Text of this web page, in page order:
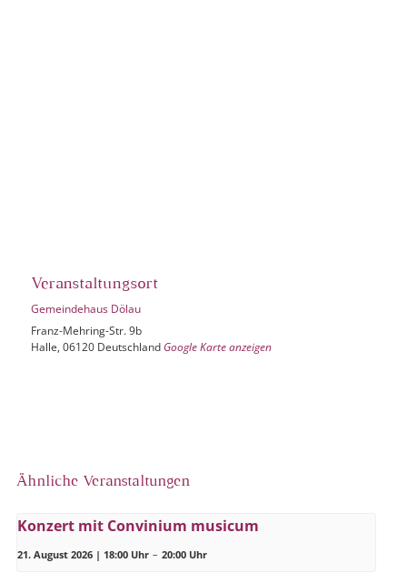
Veranstaltungsort
Gemeindehaus Dölau
Franz-Mehring-Str. 9b
Halle, 06120 Deutschland Google Karte anzeigen
Ähnliche Veranstaltungen
Konzert mit Convinium musicum
21. August 2026 | 18:00 Uhr – 20:00 Uhr